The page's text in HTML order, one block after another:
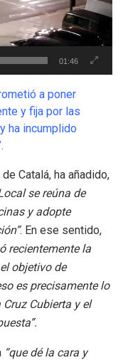
01:46
a poner
y fija por las
ha incumplido
Catalá, ha añadido,
se reúna de
y adopte
. En ese sentido,
recientemente la
objetivo de
es precisamente lo
Cubierta y el
“que dé la cara y